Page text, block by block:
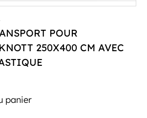
POUR
250X400 CM AVEC
panier